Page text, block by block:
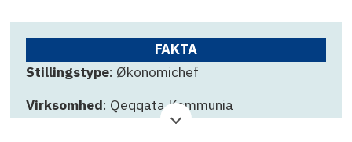
FAKTA
Stillingstype: Økonomichef
Virksomhed: Qeqqata Kommunia